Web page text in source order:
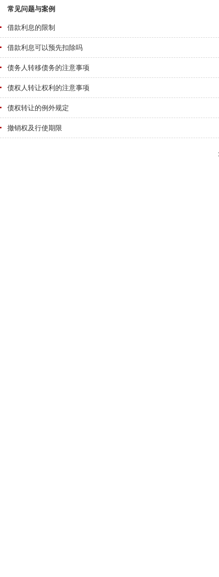
常见问题与案例
借款利息的限制
借款利息可以预先扣除吗
债务人转移债务的注意事项
债权人转让权利的注意事项
债权转让的例外规定
撤销权及行使期限